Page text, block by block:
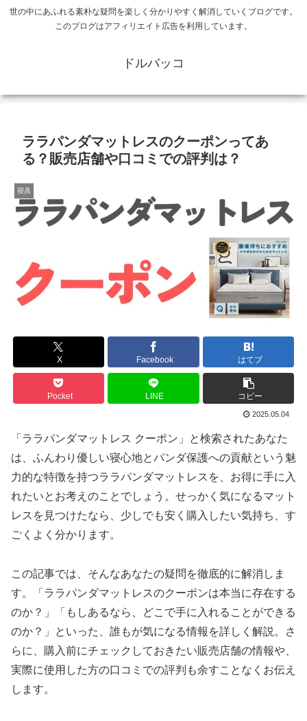
世の中にあふれる素朴な疑問を楽しく分かりやすく解消していくブログです。
このブログはアフィリエイト広告を利用しています。
ドルバッコ
ララパンダマットレスのクーポンってあ
る？販売店舗や口コミでの評判は？
寝具
X Facebook はてブ
Pocket LINE コピー
2025.05.04
「ララパンダマットレス クーポン」と検索されたあなた
は、ふんわり優しい寝心地とパンダ保護への貢献という魅
力的な特徴を持つララパンダマットレスを、お得に手に入
れたいとお考えのことでしょう。せっかく気になるマット
レスを見つけたなら、少しでも安く購入したい気持ち、す
ごくよく分かります。
この記事では、そんなあなたの疑問を徹底的に解消しま
す。「ララパンダマットレスのクーポンは本当に存在する
のか？」「もしあるなら、どこで手に入れることができる
のか？」といった、誰もが気になる情報を詳しく解説。さ
らに、購入前にチェックしておきたい販売店舗の情報や、
実際に使用した方の口コミでの評判も余すことなくお伝え
します。